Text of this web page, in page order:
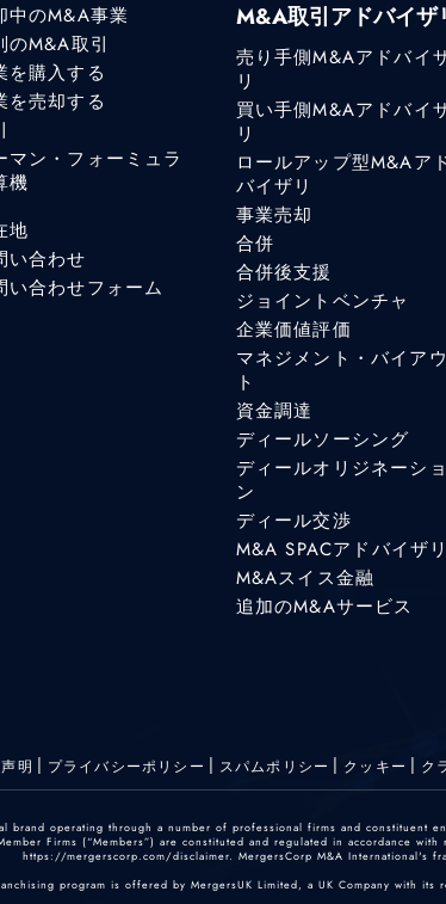
中のM&A事業
のM&A取引
を購入する
を売却する
マン・フォーミュラ
機
地
い合わせ
い合わせフォーム
M&A取引アドバイザ
売り手側M&Aアドバイ
リ
買い手側M&Aアドバイ
リ
ロールアップ型M&Aア
バイザリ
事業売却
合併
合併後支援
ジョイントベンチャ
企業価値評価
マネジメント・バイアウ
ト
資金調達
ディールソーシング
ディールオリジネーショ
ン
ディール交渉
M&A SPACアドバイザリ
M&Aスイス金融
追加のM&Aサービス
明 プライバシーポリシー スパムポリシー クッキー ク
brand operating through a number of professional firms and constituent
Firms (“Members”) are constituted and regulated in accordance
https://mergerscorp.com/disclaimer. MergersCorp M&A International's
program is offered by MergersUK Limited, a UK Company with